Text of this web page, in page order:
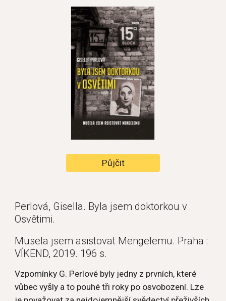
Půjčit
Perlová, Gisella. Byla jsem doktorkou v
Osvětimi.
Musela jsem asistovat Mengelemu. Praha :
VÍKEND, 2019. 196 s.
Vzpomínky G. Perlové byly jedny z prvních, které
vůbec vyšly a to pouhé tři roky po osvobození. Lze